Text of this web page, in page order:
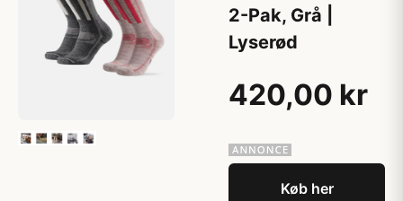
2-Pak, Grå |
Lyserød
420,00 kr
Køb her